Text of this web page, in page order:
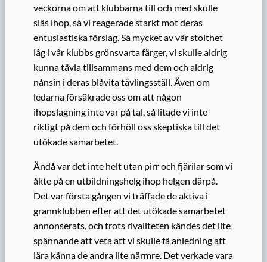
veckorna om att klubbarna till och med skulle
slås ihop, så vi reagerade starkt mot deras
entusiastiska förslag. Så mycket av vår stolthet
låg i vår klubbs grönsvarta färger, vi skulle aldrig
kunna tävla tillsammans med dem och aldrig
nånsin i deras blåvita tävlingsställ. Även om
ledarna försäkrade oss om att någon
ihopslagning inte var på tal, så litade vi inte
riktigt på dem och förhöll oss skeptiska till det
utökade samarbetet.
Ändå var det inte helt utan pirr och fjärilar som vi
åkte på en utbildningshelg ihop helgen därpå.
Det var första gången vi träffade de aktiva i
grannklubben efter att det utökade samarbetet
annonserats, och trots rivaliteten kändes det lite
spännande att veta att vi skulle få anledning att
lära känna de andra lite närmre. Det verkade vara